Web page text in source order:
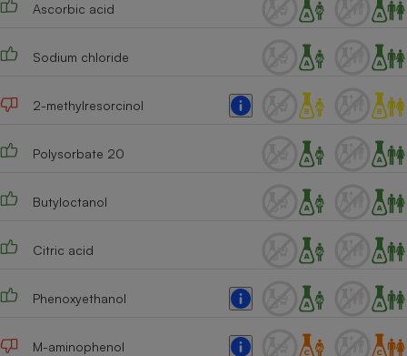
Ascorbic acid
Sodium chloride
2-methylresorcinol
Polysorbate 20
Butyloctanol
Citric acid
Phenoxyethanol
M-aminophenol